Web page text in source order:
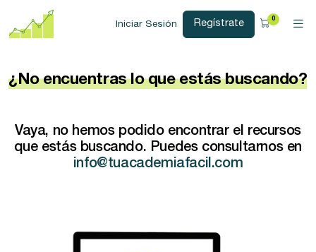
Iniciar Sesión Regístrate 0
¿No encuentras lo que estás buscando?
Vaya, no hemos podido encontrar el recursos
que estás buscando. Puedes consultarnos en
info@tuacademiafacil.com